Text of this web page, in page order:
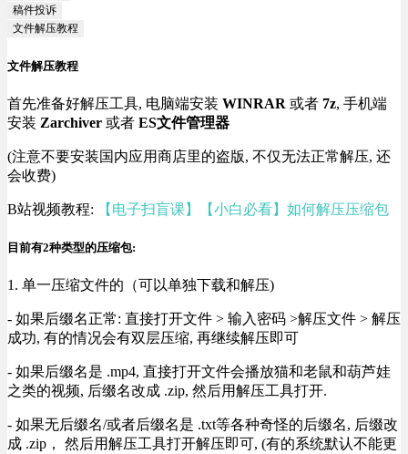
稿件投诉
文件解压教程
文件解压教程
首先准备好解压工具, 电脑端安装 WINRAR 或者 7z, 手机端
安装 Zarchiver 或者 ES文件管理器
(注意不要安装国内应用商店里的盗版, 不仅无法正常解压, 还
会收费)
B站视频教程: 【电子扫盲课】【小白必看】如何解压压缩包
目前有2种类型的压缩包:
1. 单一压缩文件的（可以单独下载和解压)
- 如果后缀名正常: 直接打开文件 > 输入密码 >解压文件 > 解压
成功, 有的情况会有双层压缩, 再继续解压即可
- 如果后缀名是 .mp4, 直接打开文件会播放猫和老鼠和葫芦娃
之类的视频, 后缀名改成 .zip, 然后用解压工具打开.
- 如果无后缀名/或者后缀名是 .txt等各种奇怪的后缀名, 后缀改
成 .zip， 然后用解压工具打开解压即可, (有的系统默认不能更